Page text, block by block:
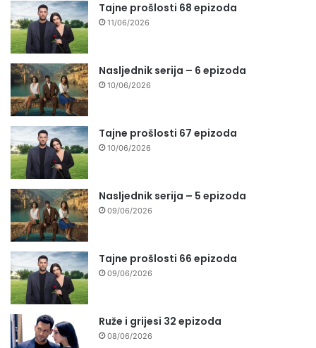
Tajne prošlosti 68 epizoda
11/06/2026
Nasljednik serija – 6 epizoda
10/06/2026
Tajne prošlosti 67 epizoda
10/06/2026
Nasljednik serija – 5 epizoda
09/06/2026
Tajne prošlosti 66 epizoda
09/06/2026
Ruže i grijesi 32 epizoda
08/06/2026